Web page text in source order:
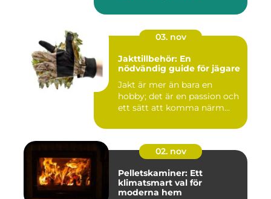
03. nov
Jakttillbehör: En
nödvändig guide för jägare
Jakt är mer än bara en
hobby; det är en passion och
ett sätt att komma närm...
02. nov
Pelletskaminer: Ett
klimatsmart val för
moderna hem